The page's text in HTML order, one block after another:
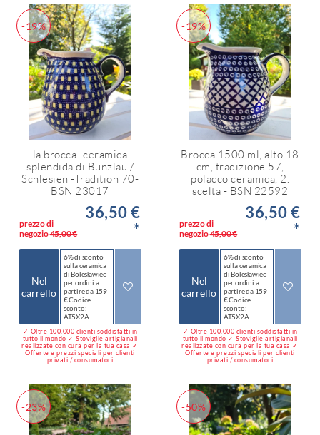
-19%
la brocca -ceramica
splendida di Bunzlau /
Schlesien -Tradition 70-
BSN 23017
prezzo di
negozio45,00 €
36,50 €
*
Nel
carrello
6% di sconto
sulla ceramica
di Bolesławiec
per ordini a
partire da 159
€ Codice
sconto:
AT5X2A
✓ Oltre 100.000 clienti soddisfatti in
tutto il mondo ✓ Stoviglie artigianali
realizzate con cura per la tua casa ✓
Offerte e prezzi speciali per clienti
privati / consumatori
-19%
Brocca 1500 ml, alto 18
cm, tradizione 57,
polacco ceramica, 2.
scelta - BSN 22592
prezzo di
negozio45,00 €
36,50 €
*
Nel
carrello
6% di sconto
sulla ceramica
di Bolesławiec
per ordini a
partire da 159
€ Codice
sconto:
AT5X2A
✓ Oltre 100.000 clienti soddisfatti in
tutto il mondo ✓ Stoviglie artigianali
realizzate con cura per la tua casa ✓
Offerte e prezzi speciali per clienti
privati / consumatori
-23% -50%